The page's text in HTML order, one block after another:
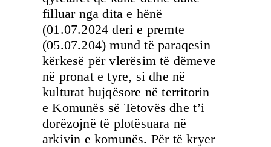
filluar nga dita e hënë
(01.07.2024 deri e premte
(05.07.204) mund të paraqesin
kërkesë për vlerësim të dëmeve
në pronat e tyre, si dhe në
kulturat bujqësore në territorin
e Komunës së Tetovës dhe t’i
dorëzojnë të plotësuara në
arkivin e komunës. Për të kryer